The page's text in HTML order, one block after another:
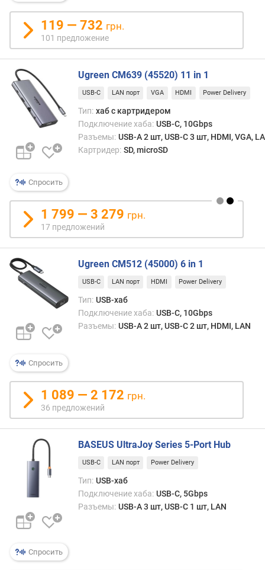
н
с
о
д
е
е
в
х
к
д
о
р
о
и
м
д
о
о
х
к
д
ш
е
п
о
т
119 — 732 грн.
101 предложение
Спросить
Ugreen CM639 (45520) 11 in 1
USB-C LAN порт VGA HDMI Power Delivery
Тип: хаб с картридером
Подключение хаба: USB-C, 10Gbps
Разъемы: USB-A 2 шт, USB-C 3 шт, HDMI, VGA,
Картридер: SD, microSD
1 799 — 3 279 грн.
17 предложений
Спросить
Ugreen CM512 (45000) 6 in 1
USB-C LAN порт HDMI Power Delivery
Тип: USB-хаб
Подключение хаба: USB-C, 10Gbps
Разъемы: USB-A 2 шт, USB-C 2 шт, HDMI, LAN
1 089 — 2 172 грн.
36 предложений
Спросить
BASEUS UltraJoy Series 5-Port Hub
USB-C LAN порт Power Delivery
Тип: USB-хаб
Подключение хаба: USB-C, 5Gbps
Разъемы: USB-A 3 шт, USB-C 1 шт, LAN